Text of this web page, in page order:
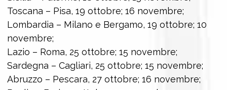
Toscana – Pisa, 19 ottobre; 16 novembre;
Lombardia – Milano e Bergamo, 19 ottobre; 10
novembre;
Lazio – Roma, 25 ottobre; 15 novembre;
Sardegna – Cagliari, 25 ottobre; 15 novembre;
Abruzzo – Pescara, 27 ottobre; 16 novembre;